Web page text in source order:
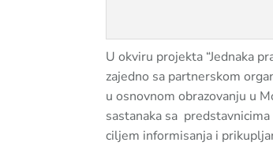
U okviru projekta “Jednaka
zajedno sa partnerskom
u osnovnom obrazovanju u
sastanaka sa
ciljem informisanja i